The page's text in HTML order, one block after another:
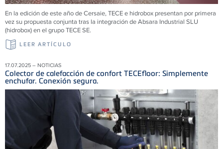
En la edición de este año de Cersaie, TECE e hidrobox presentan por primera
vez su propuesta conjunta tras la integración de Absara Industrial SLU
(hidrobox) en el grupo TECE SE.
LEER ARTÍCULO
17.07.2025 – NOTICIAS
Colector de calefacción de confort TECEfloor: Simplemente
enchufar. Conexión segura.